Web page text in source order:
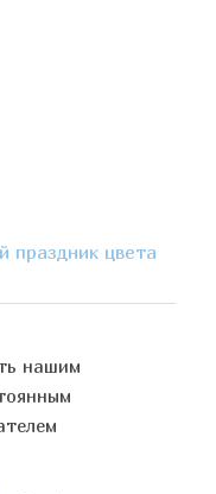
праздник цвета
нашим